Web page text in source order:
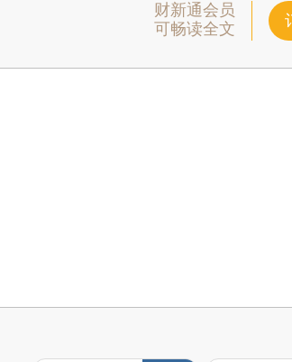
财新通会员
可畅读全文